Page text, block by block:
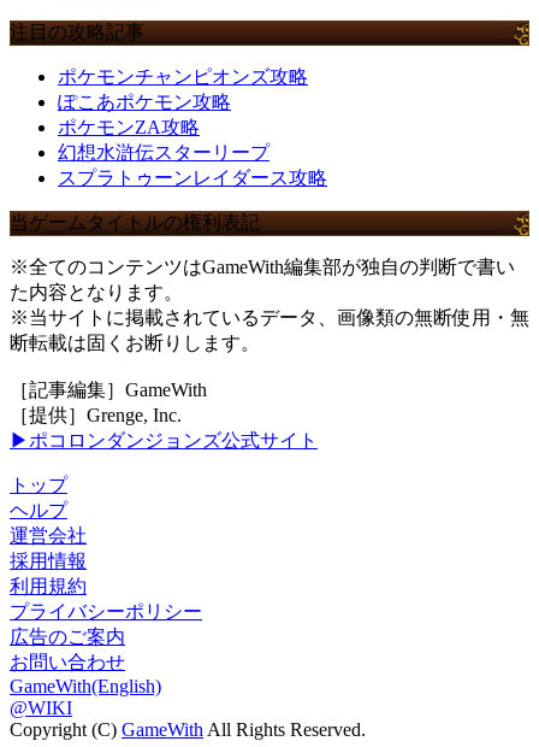
注目の攻略記事
ポケモンチャンピオンズ攻略
ぽこあポケモン攻略
ポケモンZA攻略
幻想水滸伝スターリープ
スプラトゥーンレイダース攻略
当ゲームタイトルの権利表記
※全てのコンテンツはGameWith編集部が独自の判断で書い
た内容となります。
※当サイトに掲載されているデータ、画像類の無断使用・無
断転載は固くお断りします。
［記事編集］GameWith
［提供］Grenge, Inc.
▶ポコロンダンジョンズ公式サイト
トップ
ヘルプ
運営会社
採用情報
利用規約
プライバシーポリシー
広告のご案内
お問い合わせ
GameWith(English)
@WIKI
Copyright (C) GameWith All Rights Reserved.